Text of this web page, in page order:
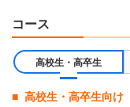
コース
高校生・高卒生
高校生・高卒生向け